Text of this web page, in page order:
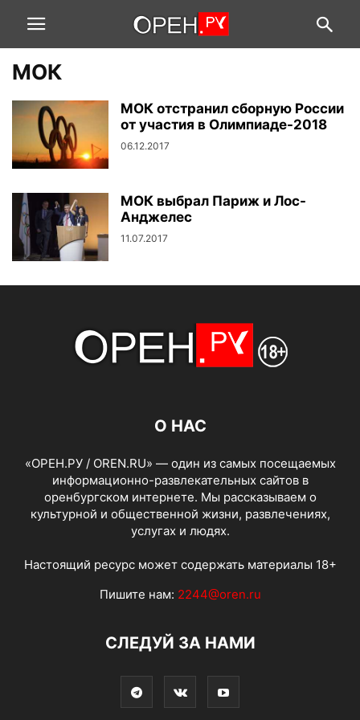
МОК
МОК отстранил сборную России
от участия в Олимпиаде-2018
06.12.2017
МОК выбрал Париж и Лос-
Анджелес
11.07.2017
О НАС
«ОРЕН.РУ / OREN.RU» — один из самых посещаемых
информационно-развлекательных сайтов в
оренбургском интернете. Мы рассказываем о
культурной и общественной жизни, развлечениях,
услугах и людях.
Настоящий ресурс может содержать материалы 18+
Пишите нам: 2244@oren.ru
СЛЕДУЙ ЗА НАМИ